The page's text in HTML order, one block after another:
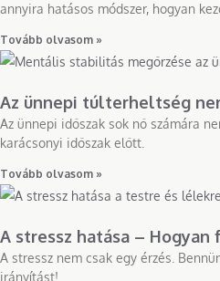
annyira hatásos módszer, hogyan
Tovább olvasom »
Az ünnepi túlterheltség
Az ünnepi időszak sok nő számára
karácsonyi időszak előtt.
Tovább olvasom »
A stressz hatása –
A stressz nem csak egy érzés.
irányítást!